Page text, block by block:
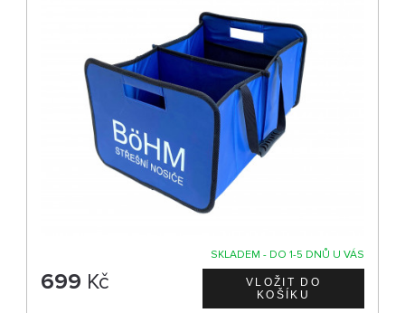
SKLADEM - DO 1-5 DNŮ U VÁS
699 Kč